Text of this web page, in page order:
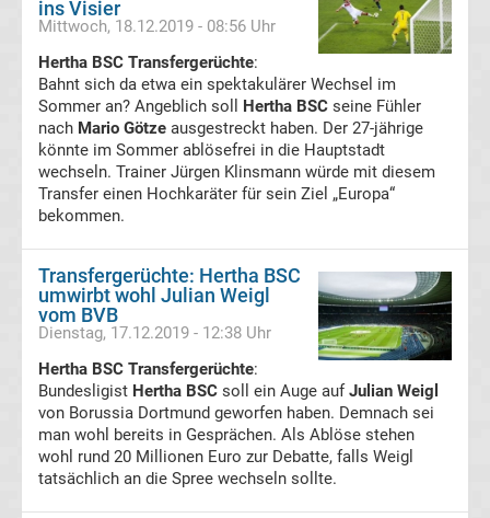
FC
St.
Pauli
Transfergerüchte
Fortuna
Düsseldorf
Transfergerüchte
FSV
Frankfurt
ins Visier
Mittwoch, 18.12.2019 - 08:56 Uhr
Hertha BSC Transfergerüchte:
Bahnt sich da etwa ein spektakulärer Wechsel im
Sommer an? Angeblich soll Hertha BSC seine Fühler
nach Mario Götze ausgestreckt haben. Der 27-jährige
könnte im Sommer ablösefrei in die Hauptstadt
wechseln. Trainer Jürgen Klinsmann würde mit diesem
Transfer einen Hochkaräter für sein Ziel „Europa“
bekommen.
Transfergerüchte: Hertha BSC
umwirbt wohl Julian Weigl
vom BVB
Dienstag, 17.12.2019 - 12:38 Uhr
Hertha BSC Transfergerüchte:
Bundesligist Hertha BSC soll ein Auge aufJulian Weigl
von Borussia Dortmund geworfen haben. Demnach sei
man wohl bereits in Gesprächen. Als Ablöse stehen
wohl rund 20 Millionen Euro zur Debatte, falls Weigl
tatsächlich an die Spree wechseln sollte.